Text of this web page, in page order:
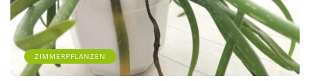
ZIMMERPFLANZEN